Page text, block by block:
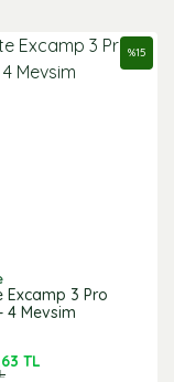
Excamp 3 Pro
4 Mevsim
%15
TL